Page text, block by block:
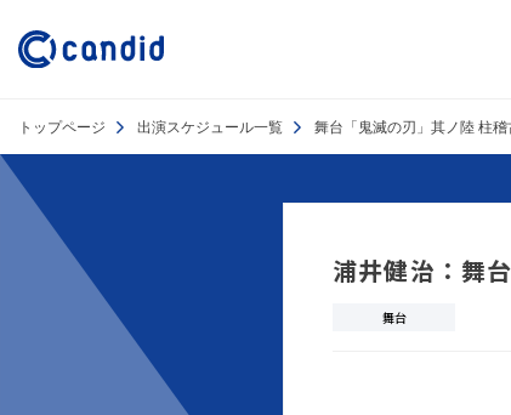
トップページ 出演スケジュール一覧 舞台「鬼滅の刃」其ノ陸 柱稽
浦井健治：舞
舞台